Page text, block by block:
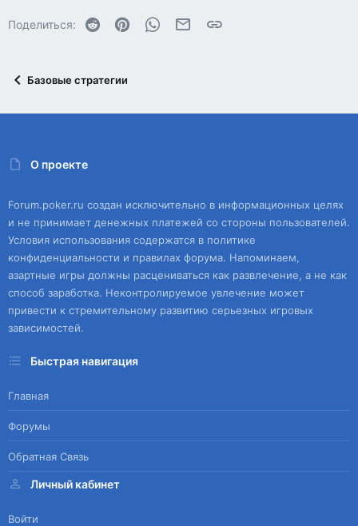
Поделиться: Reddit PinterestWhatsAppЭлектронная почта
Ссылка
Базовые стратегии
О проекте
Forum.poker.ru создан исключительно в информационных целях
и не принимает денежных платежей со стороны пользователей.
Условия использования содержатся в политике
конфиденциальности и правилах форума. Напоминаем,
азартные игры должны расцениваться как развлечение, а не как
способ заработка. Неконтролируемое увлечение может
привести к стремительному развитию серьезных игровых
зависимостей.
Быстрая навигация
Главная
Форумы
Обратная Связь
Личный кабинет
Войти